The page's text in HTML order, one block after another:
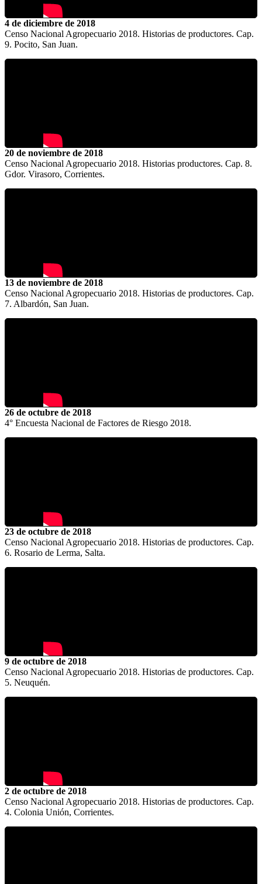
4 de diciembre de 2018
Censo Nacional Agropecuario 2018. Historias de productores. Cap.
9. Pocito, San Juan.
20 de noviembre de 2018
Censo Nacional Agropecuario 2018. Historias productores. Cap. 8.
Gdor. Virasoro, Corrientes.
13 de noviembre de 2018
Censo Nacional Agropecuario 2018. Historias de productores. Cap.
7. Albardón, San Juan.
26 de octubre de 2018
4° Encuesta Nacional de Factores de Riesgo 2018.
23 de octubre de 2018
Censo Nacional Agropecuario 2018. Historias de productores. Cap.
6. Rosario de Lerma, Salta.
9 de octubre de 2018
Censo Nacional Agropecuario 2018. Historias de productores. Cap.
5. Neuquén.
2 de octubre de 2018
Censo Nacional Agropecuario 2018. Historias de productores. Cap.
4. Colonia Unión, Corrientes.